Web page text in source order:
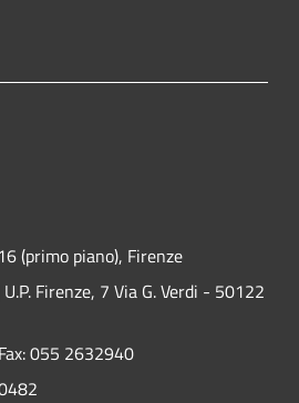
(primo piano), Firenze
Firenze, 7 Via G. Verdi - 50122
Fax:055 2632940